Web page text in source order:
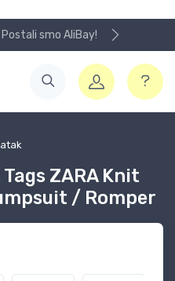
Postali smo AliBay!
ZARA Knit
/ Romper